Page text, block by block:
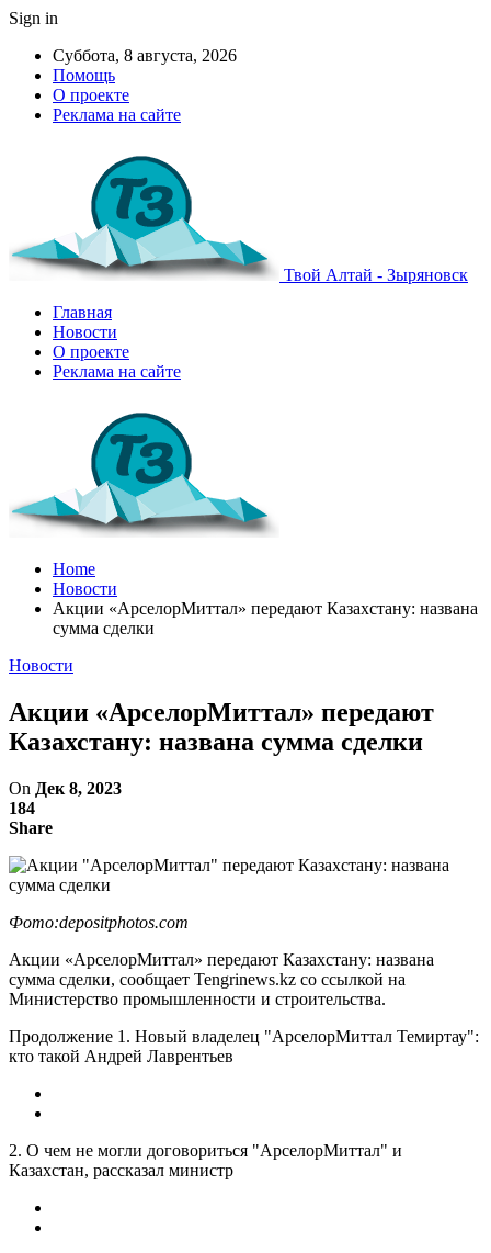
Sign in
Суббота, 8 августа, 2026
Помощь
О проекте
Реклама на сайте
Твой Алтай - Зыряновск
Главная
Новости
О проекте
Реклама на сайте
Home
Новости
Акции «АрселорМиттал» передают Казахстану: названа
сумма сделки
Новости
Акции «АрселорМиттал» передают
Казахстану: названа сумма сделки
On Дек 8, 2023
184
Share
Фото:depositphotos.com
Акции «АрселорМиттал» передают Казахстану: названа
сумма сделки, сообщает Tengrinews.kz со ссылкой на
Министерство промышленности и строительства.
Продолжение 1. Новый владелец "АрселорМиттал Темиртау":
кто такой Андрей Лаврентьев
2. О чем не могли договориться "АрселорМиттал" и
Казахстан, рассказал министр